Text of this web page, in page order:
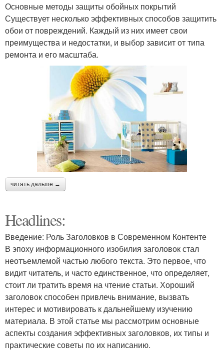
Основные методы защиты обойных покрытий
Существует несколько эффективных способов защитить
обои от повреждений. Каждый из них имеет свои
преимущества и недостатки, и выбор зависит от типа
ремонта и его масштаба.
читать дальше →
Headlines:
Введение: Роль Заголовков в Современном Контенте
В эпоху информационного изобилия заголовок стал
неотъемлемой частью любого текста. Это первое, что
видит читатель, и часто единственное, что определяет,
стоит ли тратить время на чтение статьи. Хороший
заголовок способен привлечь внимание, вызвать
интерес и мотивировать к дальнейшему изучению
материала. В этой статье мы рассмотрим основные
аспекты создания эффективных заголовков, их типы и
практические советы по их написанию.